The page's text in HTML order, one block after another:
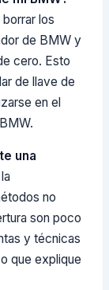
los
de BMW y
cero. Esto
de llave de
en el
una
no
son poco
y técnicas
que explique